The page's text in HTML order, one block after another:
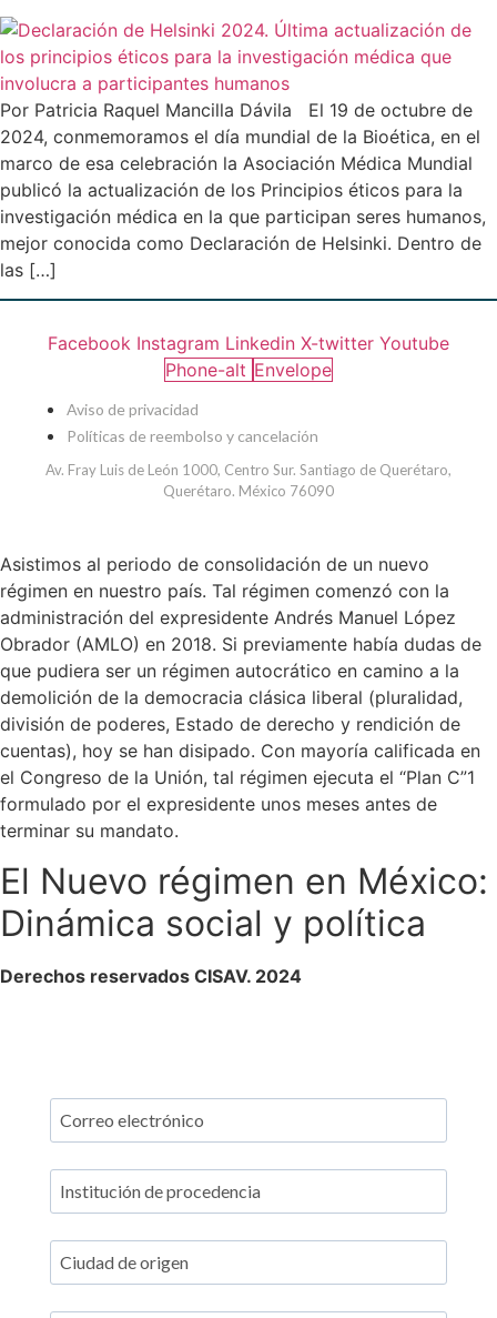
Por Patricia Raquel Mancilla Dávila El 19 de octubre de
2024, conmemoramos el día mundial de la Bioética, en el
marco de esa celebración la Asociación Médica Mundial
publicó la actualización de los Principios éticos para la
investigación médica en la que participan seres humanos,
mejor conocida como Declaración de Helsinki. Dentro de
las […]
Facebook Instagram Linkedin X-twitter Youtube
Phone-alt Envelope
Aviso de privacidad
Políticas de reembolso y cancelación
Av. Fray Luis de León 1000, Centro Sur. Santiago de Querétaro,
Querétaro. México 76090
Asistimos al periodo de consolidación de un nuevo
régimen en nuestro país. Tal régimen comenzó con la
administración del expresidente Andrés Manuel López
Obrador (AMLO) en 2018. Si previamente había dudas de
que pudiera ser un régimen autocrático en camino a la
demolición de la democracia clásica liberal (pluralidad,
división de poderes, Estado de derecho y rendición de
cuentas), hoy se han disipado. Con mayoría calificada en
el Congreso de la Unión, tal régimen ejecuta el “Plan C”1
formulado por el expresidente unos meses antes de
terminar su mandato.
El Nuevo régimen en México:
Dinámica social y política
Derechos reservados CISAV. 2024